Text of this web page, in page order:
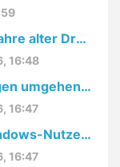
Selbstexperiment: 35+ Jahre alter Drucker unter Windows 10
16:48
Windows 11 Anforderungen umgehen: YouTube löscht Videos
16:47
Dieses Update bringt Windows-Nutzern den totalen Cloudzwang
16:47